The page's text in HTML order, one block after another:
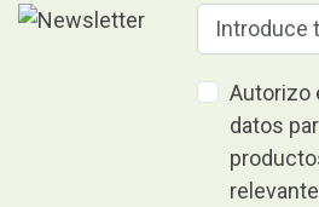
Autorizo
datos